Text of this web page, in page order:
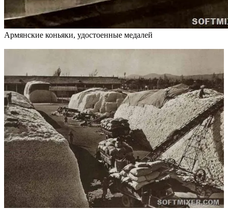
Армянские коньяки, удостоенные медалей